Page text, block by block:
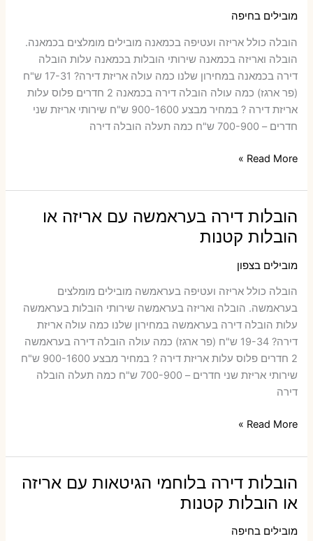
הובלות
מובילים בחיפה
הובלה כולל אריזה ועטיפה בכמאנה ‫מובילים מומלצים בכמאנה.
הובלה ואריזה בכמאנה שירותי הובלות בכמאנה עלות הובלה
דירה בכמאנה במחירון שלנו כמה עולה אריזת דירה​? 17-31 ש"ח
(פר ארגז) כמה עולה הובלה דירה בכמאנה 2 חדרים פלוס עלות
אריזת דירה ? במחיר מבצע 900-1600 ש"ח שירותי אריזת שני
חדרים – 700-900 ש"ח כמה תעלה הובלה דירה
הובלות
בכמאנה
אריזה
או
הובלות
Read More »
הובלות דירה בעראמשה עם אריזה או
הובלות קטנות
מובילים בצפון
הובלה כולל אריזה ועטיפה בעראמשה ‫מובילים מומלצים
בעראמשה. הובלה ואריזה בעראמשה שירותי הובלות בעראמשה
עלות הובלה דירה בעראמשה במחירון שלנו כמה עולה אריזת
דירה​? 19-34 ש"ח (פר ארגז) כמה עולה הובלה דירה בעראמשה
2 חדרים פלוס עלות אריזת דירה ? במחיר מבצע 900-1600 ש"ח
שירותי אריזת שני חדרים – 700-900 ש"ח כמה תעלה הובלה
דירה
הובלות
בעראמשה
אריזה
או
הובלות
Read More »
הובלות דירה בלוחמי הגיטאות עם אריזה
או הובלות קטנות
מובילים בחיפה